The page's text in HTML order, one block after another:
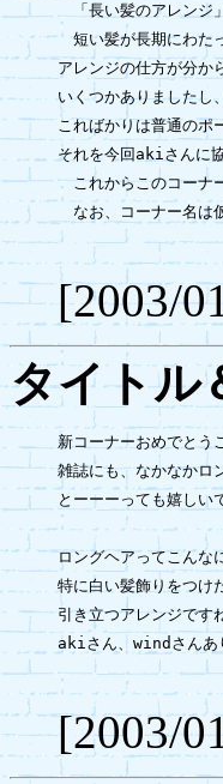
「長い髪のアレンジ
短い髪が長期にわた
アレンジの仕方が分か
いくつかありましたし
こればかりは普通のポ
それを今回akiさんに
これからこのコーナ
なお、コーナー名は
[2003/
タイトル
新コーナーおめでとう
雑誌にも、なかなかロ
とーーーっても嬉しい
ロングヘアってこんな
特に白い髪飾りをつけ
引き立つアレンジです
akiさん、windさんあ
[2003/